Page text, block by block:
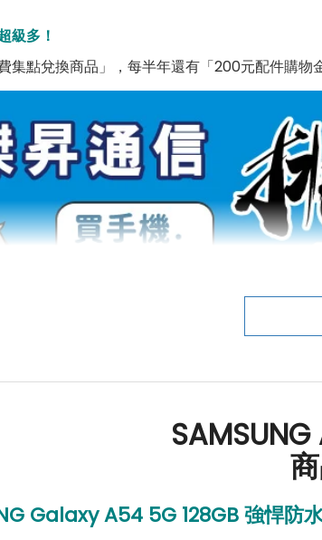
級多！
集點兌換商品」，每半年還有「200元配件購物
Galaxy A54 5G 128GB強悍防